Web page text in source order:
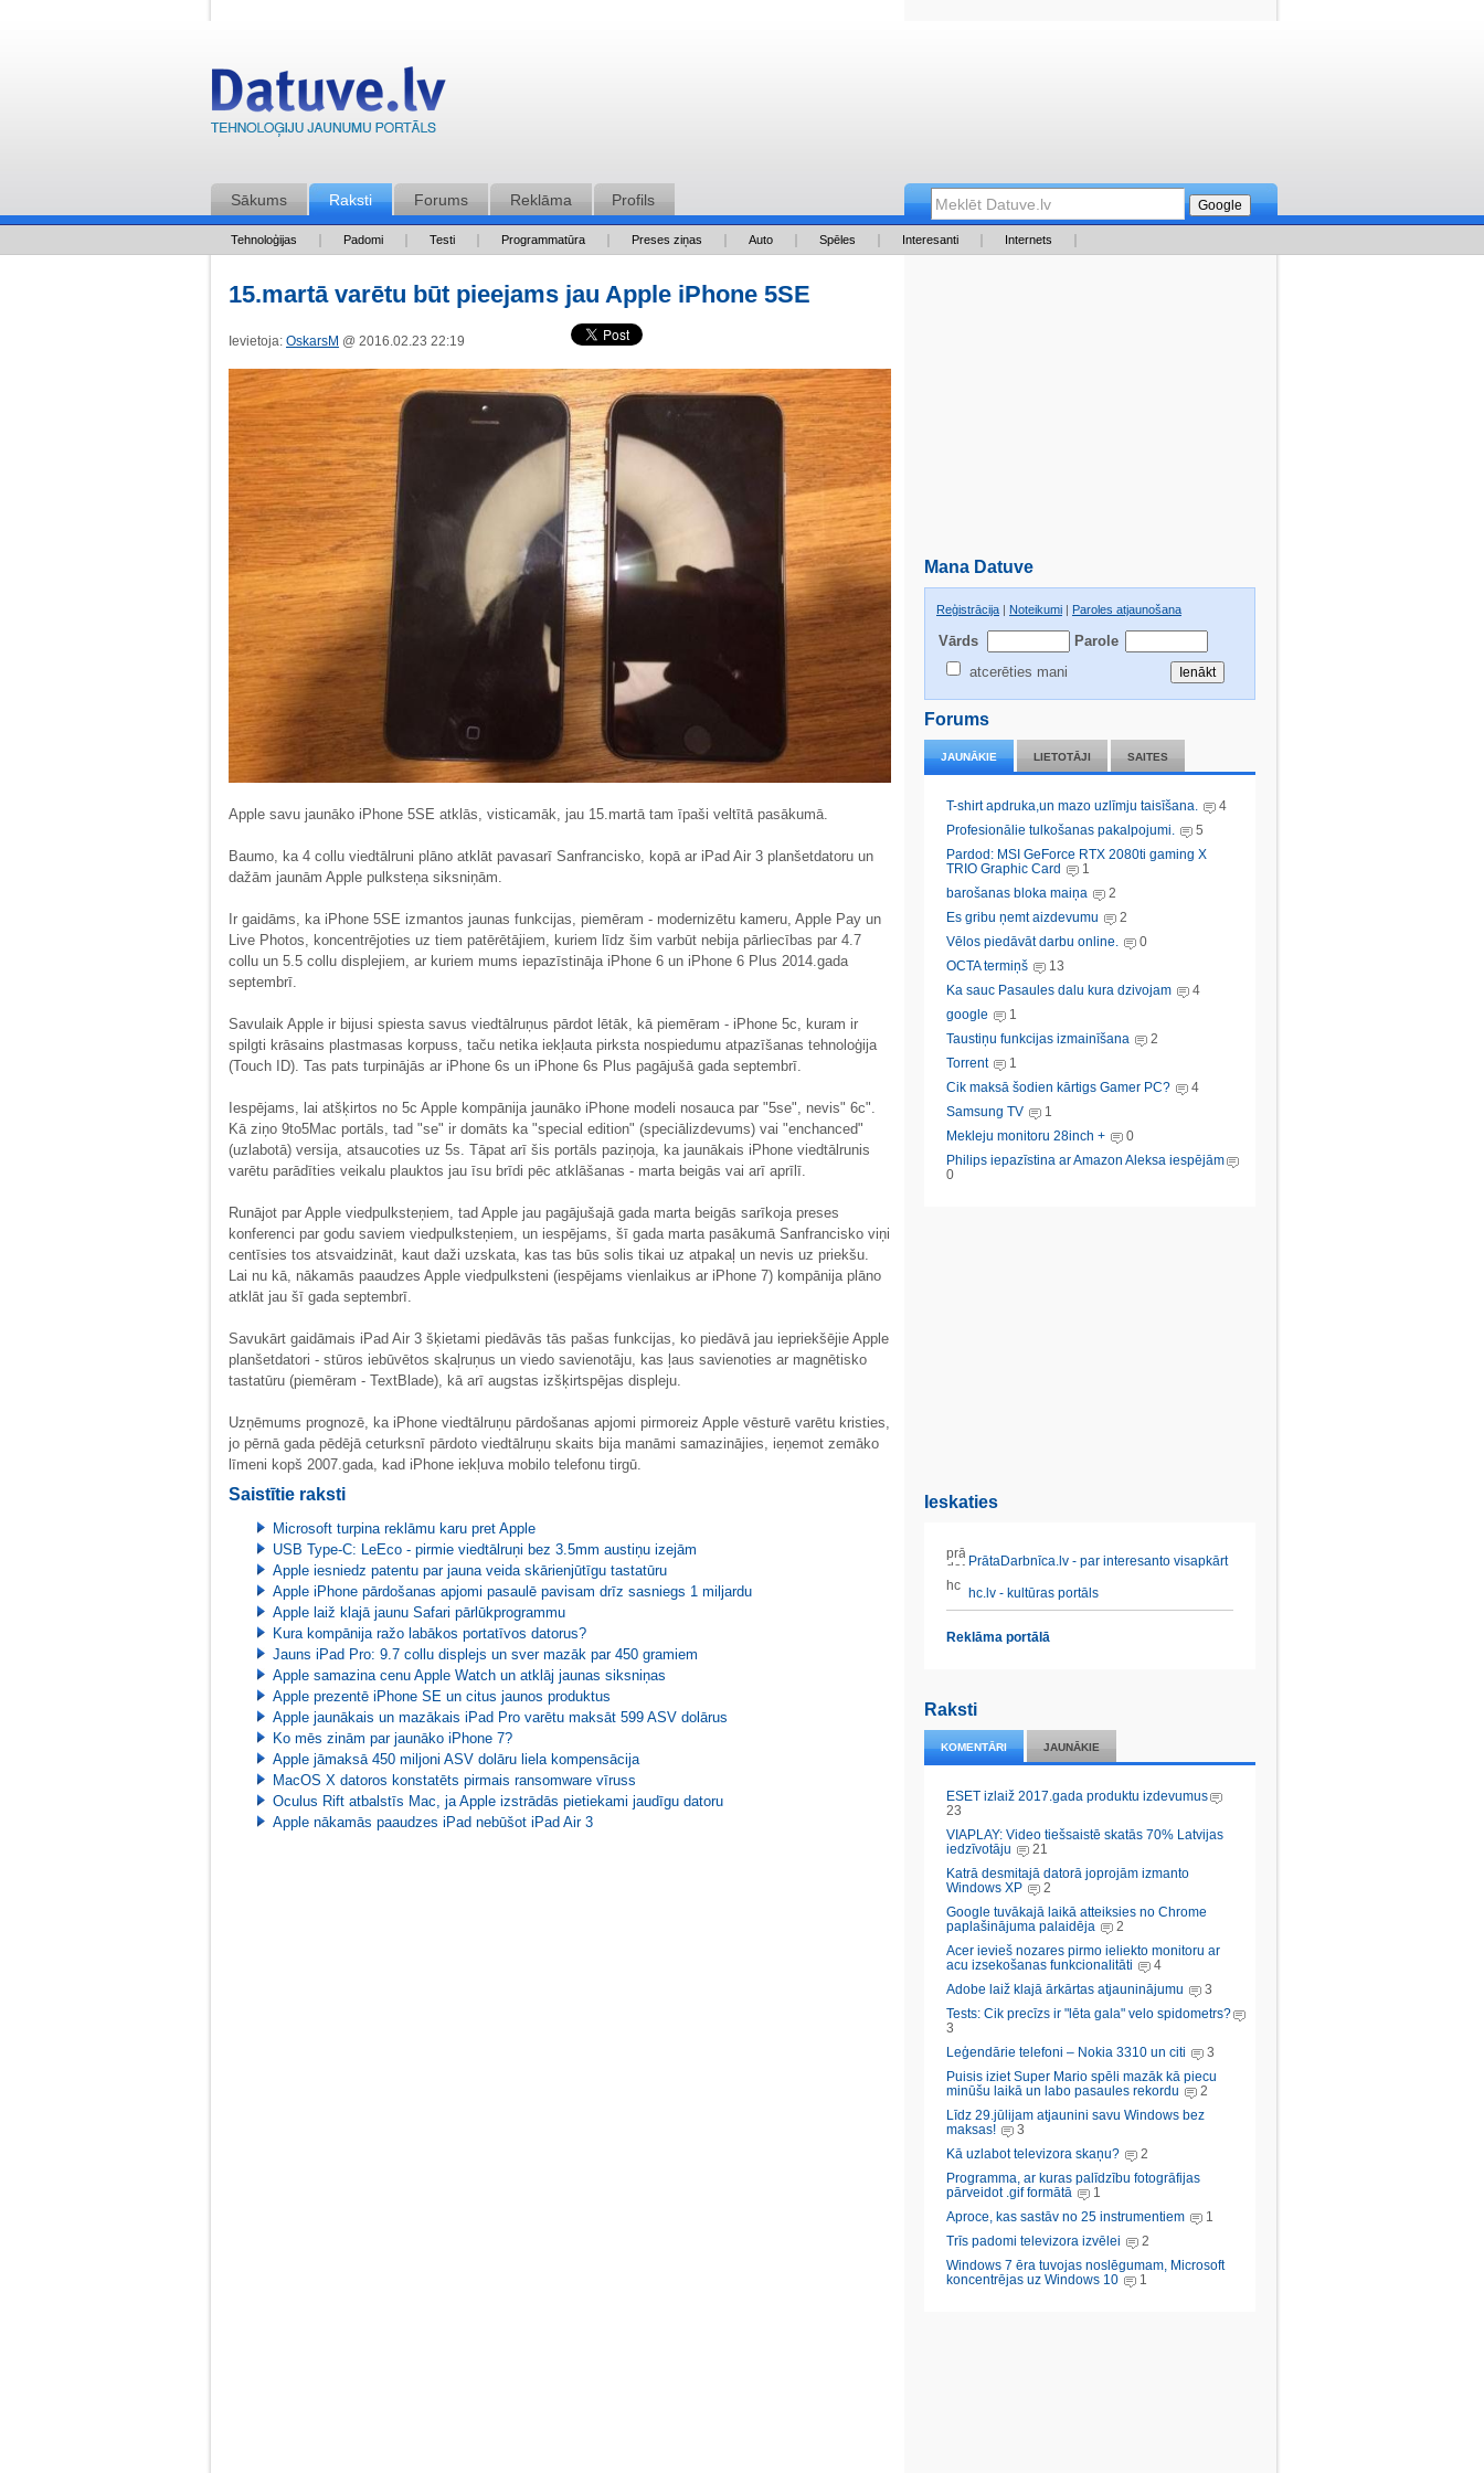
Sākums Raksti Forums Reklāma Profils
Tehnoloģijas Padomi Testi Programmatūra Preses ziņas Auto Spēles Interesanti Internets
Mana Datuve
Reģistrācija | Noteikumi | Paroles atjaunošana
Vārds
Parole
atcerēties mani
Forums
JAUNĀKIE LIETOTĀJI SAITES
T-shirt apdruka,un mazo uzlīmju taisīšana.
4
Profesionālie tulkošanas pakalpojumi.
5
Pardod: MSI GeForce RTX 2080ti gaming X
TRIO Graphic Card
1
barošanas bloka maiņa
2
Es gribu ņemt aizdevumu
2
Vēlos piedāvāt darbu online.
0
OCTA termiņš
13
Ka sauc Pasaules dalu kura dzivojam
4
google
1
Taustiņu funkcijas izmainīšana
2
Torrent
1
Cik maksā šodien kārtigs Gamer PC?
4
Samsung TV
1
Mekleju monitoru 28inch +
0
Philips iepazīstina ar Amazon Aleksa iespējām
0
Ieskaties
PrātaDarbnīca.lv - par interesanto visapkārt
hc.lv - kultūras portāls
Reklāma portālā
Raksti
KOMENTĀRI JAUNĀKIE
ESET izlaiž 2017.gada produktu izdevumus
23
VIAPLAY: Video tiešsaistē skatās 70% Latvijas
iedzīvotāju
21
Katrā desmitajā datorā joprojām izmanto
Windows XP
2
Google tuvākajā laikā atteiksies no Chrome
paplašinājuma palaidēja
2
Acer ievieš nozares pirmo ieliekto monitoru ar
acu izsekošanas funkcionalitāti
4
Adobe laiž klajā ārkārtas atjauninājumu
3
Tests: Cik precīzs ir "lēta gala" velo spidometrs?
3
Leģendārie telefoni – Nokia 3310 un citi
3
Puisis iziet Super Mario spēli mazāk kā piecu
minūšu laikā un labo pasaules rekordu
2
Līdz 29.jūlijam atjaunini savu Windows bez
maksas!
3
Kā uzlabot televizora skaņu?
2
Programma, ar kuras palīdzību fotogrāfijas
pārveidot .gif formātā
1
Aproce, kas sastāv no 25 instrumentiem
1
Trīs padomi televizora izvēlei
2
Windows 7 ēra tuvojas noslēgumam, Microsoft
koncentrējas uz Windows 10
1
15.martā varētu būt pieejams jau Apple iPhone 5SE
Ievietoja: OskarsM @ 2016.02.23 22:19
Apple savu jaunāko iPhone 5SE atklās, visticamāk, jau 15.martā tam īpaši veltītā pasākumā.
Baumo, ka 4 collu viedtālruni plāno atklāt pavasarī Sanfrancisko, kopā ar iPad Air 3 planšetdatoru un
dažām jaunām Apple pulksteņa siksniņām.
Ir gaidāms, ka iPhone 5SE izmantos jaunas funkcijas, piemēram - modernizētu kameru, Apple Pay un
Live Photos, koncentrējoties uz tiem patērētājiem, kuriem līdz šim varbūt nebija pārliecības par 4.7
collu un 5.5 collu displejiem, ar kuriem mums iepazīstināja iPhone 6 un iPhone 6 Plus 2014.gada
septembrī.
Savulaik Apple ir bijusi spiesta savus viedtālruņus pārdot lētāk, kā piemēram - iPhone 5c, kuram ir
spilgti krāsains plastmasas korpuss, taču netika iekļauta pirksta nospiedumu atpazīšanas tehnoloģija
(Touch ID). Tas pats turpinājās ar iPhone 6s un iPhone 6s Plus pagājušā gada septembrī.
Iespējams, lai atšķirtos no 5c Apple kompānija jaunāko iPhone modeli nosauca par "5se", nevis" 6c".
Kā ziņo 9to5Mac portāls, tad "se" ir domāts ka "special edition" (speciālizdevums) vai "enchanced"
(uzlabotā) versija, atsaucoties uz 5s. Tāpat arī šis portāls paziņoja, ka jaunākais iPhone viedtālrunis
varētu parādīties veikalu plauktos jau īsu brīdi pēc atklāšanas - marta beigās vai arī aprīlī.
Runājot par Apple viedpulksteņiem, tad Apple jau pagājušajā gada marta beigās sarīkoja preses
konferenci par godu saviem viedpulksteņiem, un iespējams, šī gada marta pasākumā Sanfrancisko viņi
centīsies tos atsvaidzināt, kaut daži uzskata, kas tas būs solis tikai uz atpakaļ un nevis uz priekšu.
Lai nu kā, nākamās paaudzes Apple viedpulksteni (iespējams vienlaikus ar iPhone 7) kompānija plāno
atklāt jau šī gada septembrī.
Savukārt gaidāmais iPad Air 3 šķietami piedāvās tās pašas funkcijas, ko piedāvā jau iepriekšējie Apple
planšetdatori - stūros iebūvētos skaļruņus un viedo savienotāju, kas ļaus savienoties ar magnētisko
tastatūru (piemēram - TextBlade), kā arī augstas izšķirtspējas displeju.
Uzņēmums prognozē, ka iPhone viedtālruņu pārdošanas apjomi pirmoreiz Apple vēsturē varētu kristies,
jo pērnā gada pēdējā ceturksnī pārdoto viedtālruņu skaits bija manāmi samazinājies, ieņemot zemāko
līmeni kopš 2007.gada, kad iPhone iekļuva mobilo telefonu tirgū.
Saistītie raksti
Microsoft turpina reklāmu karu pret Apple
USB Type-C: LeEco - pirmie viedtālruņi bez 3.5mm austiņu izejām
Apple iesniedz patentu par jauna veida skārienjūtīgu tastatūru
Apple iPhone pārdošanas apjomi pasaulē pavisam drīz sasniegs 1 miljardu
Apple laiž klajā jaunu Safari pārlūkprogrammu
Kura kompānija ražo labākos portatīvos datorus?
Jauns iPad Pro: 9.7 collu displejs un sver mazāk par 450 gramiem
Apple samazina cenu Apple Watch un atklāj jaunas siksniņas
Apple prezentē iPhone SE un citus jaunos produktus
Apple jaunākais un mazākais iPad Pro varētu maksāt 599 ASV dolārus
Ko mēs zinām par jaunāko iPhone 7?
Apple jāmaksā 450 miljoni ASV dolāru liela kompensācija
MacOS X datoros konstatēts pirmais ransomware vīruss
Oculus Rift atbalstīs Mac, ja Apple izstrādās pietiekami jaudīgu datoru
Apple nākamās paaudzes iPad nebūšot iPad Air 3